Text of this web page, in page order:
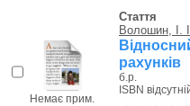
Немає прим.
Стаття
Волошин, I.
рахунків
б.р.
ISBN